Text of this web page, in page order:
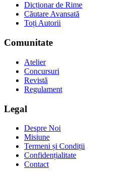
Dicționar de Rime
Căutare Avansată
Toți Autorii
Comunitate
Atelier
Concursuri
Revistă
Regulament
Legal
Despre Noi
Misiune
Termeni și Condiții
Confidențialitate
Contact